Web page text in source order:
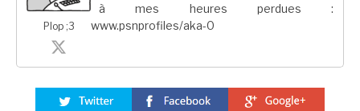
Plop ;3
à mes heures perdues :
www.psnprofiles/aka-0